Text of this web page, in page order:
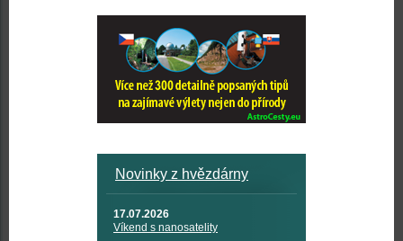
Novinky z hvězdárny
17.07.2026
Víkend s nanosatelity